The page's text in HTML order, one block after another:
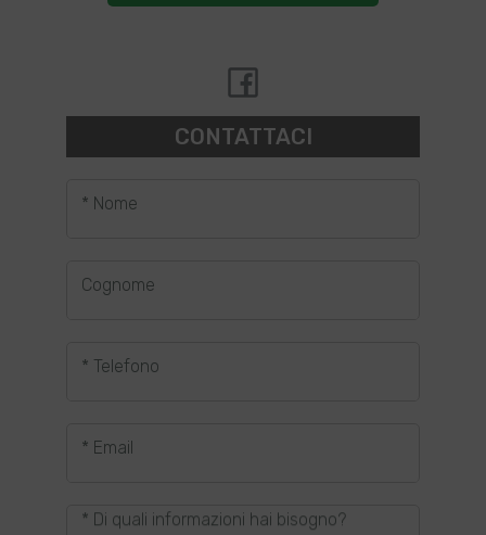
CONTATTACI
* Nome
Cognome
* Telefono
* Email
* Di quali informazioni hai bisogno?